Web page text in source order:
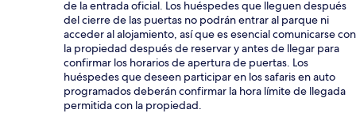
de la entrada oficial. Los huéspedes que lleguen después
del cierre de las puertas no podrán entrar al parque ni
acceder al alojamiento, así que es esencial comunicarse con
la propiedad después de reservar y antes de llegar para
confirmar los horarios de apertura de puertas. Los
huéspedes que deseen participar en los safaris en auto
programados deberán confirmar la hora límite de llegada
permitida con la propiedad.